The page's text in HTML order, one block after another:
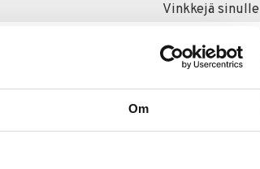
Om
Vinkkejä sinulle